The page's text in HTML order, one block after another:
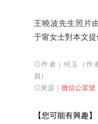
王曉波先生照片
于甯女士對本文
◎作者｜何玉（作
員）
◎來源｜ 微信公眾號
【您可能有興趣】